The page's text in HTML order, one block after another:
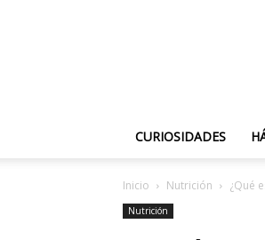
CURIOSIDADES
Inicio Nutrición ¿Qué
Nutrición